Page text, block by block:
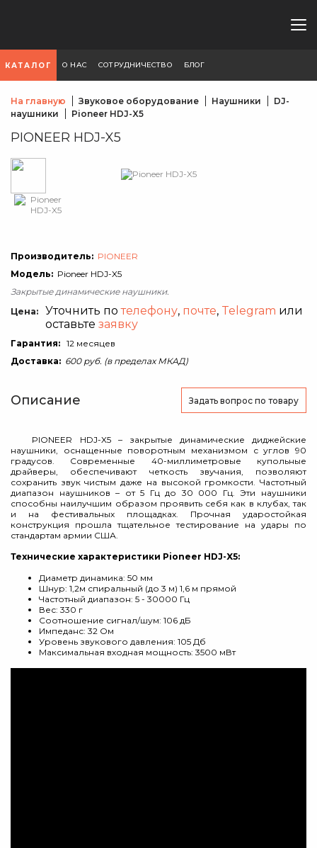
КАТАЛОГ О НАС СОТРУДНИЧЕСТВО БЛОГ
На главную Звуковое оборудование Наушники
DJ-
наушники
Pioneer HDJ-X5
PIONEER HDJ-X5
Производитель: PIONEER
Модель: Pioneer HDJ-X5
Закрытые динамические наушники.
Цена:
Уточнить потелефону, почте, Telegram или
оставьте заявку
Гарантия: 12 месяцев
Доставка: 600 руб. (в пределах МКАД)
Описание Задать вопрос по товару
PIONEER HDJ-X5 – закрытые динамические диджейские
наушники, оснащенные поворотным механизмом с углов 90
градусов. Современные 40-миллиметровые купольные
драйверы, обеспечивают четкость звучания, позволяют
сохранить звук чистым даже на высокой громкости. Частотный
диапазон наушников – от 5 Гц до 30 000 Гц. Эти наушники
способны наилучшим образом проявить себя как в клубах, так
и на фестивальных площадках. Прочная ударостойкая
конструкция прошла тщательное тестирование на удары по
стандартам армии США.
Технические характеристики Pioneer HDJ-X5:
Диаметр динамика: 50 мм
Шнур: 1,2м спиральный (до 3 м) 1,6 м прямой
Частотный диапазон: 5 - 30000 Гц
Вес: 330 г
Соотношение сигнал/шум: 106 дБ
Импеданс: 32 Ом
Уровень звукового давления: 105 Дб
Максимальная входная мощность: 3500 мВт